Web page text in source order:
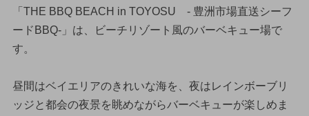
「THE BBQ BEACH in TOYOSU - 豊洲市場直送シーフ
ードBBQ-」は、ビーチリゾート風のバーベキュー場で
す。
昼間はベイエリアのきれいな海を、夜はレインボーブリ
ッジと都会の夜景を眺めながらバーベキューが楽しめま